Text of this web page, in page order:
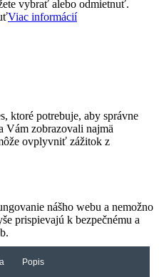
vybrať alebo odmietnuť.
Viac informácií
ktoré potrebuje, aby správne
Vám zobrazovali najmä
ovplyvniť zážitok z
nášho webu a nemožno
prispievajú k bezpečnému a
Popis